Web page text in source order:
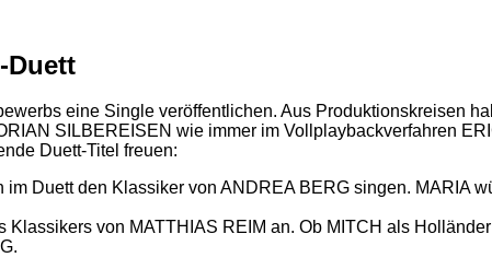
Duett
eine Single veröffentlichen. Aus Produktionskreisen
SILBEREISEN wie immer im Vollplaybackverfahren
Duett-Titel freuen:
im Duett den Klassiker von ANDREA BERG singen. MARIA
von MATTHIAS REIM an. Ob MITCH als